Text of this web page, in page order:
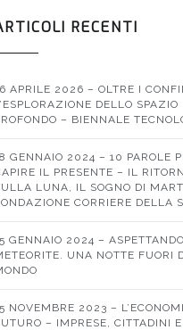
RECENTI
APRILE 2026 – OLTRE I
DELLO SPAZIO
– BIENNALE
GENNAIO 2024 – 10 PAROLE
IL PRESENTE – IL
LUNA, IL SOGNO DI
CORRIERE DELLA
GENNAIO 2024 –
UNA NOTTE FUORI
NOVEMBRE 2023 –
– IMPRESE, CITTADINI E